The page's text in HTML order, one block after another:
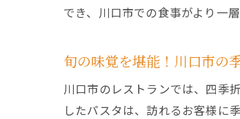
でき、川口市での食事がより一
旬の味覚を堪能！川口市の
川口市のレストランでは、四季
したパスタは、訪れるお客様に